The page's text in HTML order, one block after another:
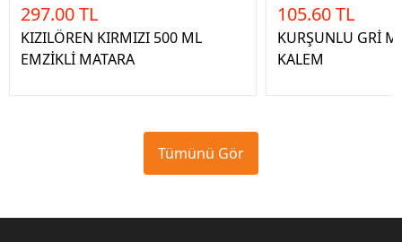
297.00 TL
KIZILÖREN KIRMIZI 500 ML
EMZİKLİ MATARA
105.60 TL
KURŞUNLU GRİ
KALEM
Tümünü Gör